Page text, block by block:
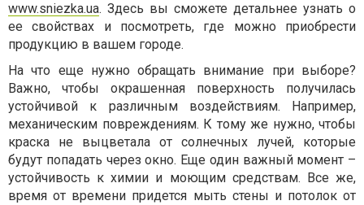
www.sniezka.ua. Здесь вы сможете детальнее узнать о
ее свойствах и посмотреть, где можно приобрести
продукцию в вашем городе.
На что еще нужно обращать внимание при выборе?
Важно, чтобы окрашенная поверхность получилась
устойчивой к различным воздействиям. Например,
механическим повреждениям. К тому же нужно, чтобы
краска не выцветала от солнечных лучей, которые
будут попадать через окно. Еще один важный момент –
устойчивость к химии и моющим средствам. Все же,
время от времени придется мыть стены и потолок от